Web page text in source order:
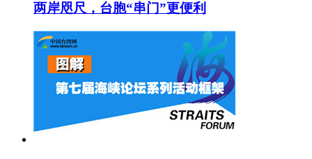
两岸咫尺，台胞“串门”更便利